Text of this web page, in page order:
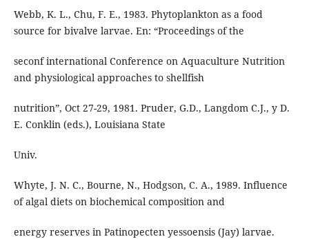
Webb, K. L., Chu, F. E., 1983. Phytoplankton as a food
source for bivalve larvae. En: “Proceedings of the
seconf international Conference on Aquaculture Nutrition
and physiological approaches to shellfish
nutrition”, Oct 27-29, 1981. Pruder, G.D., Langdom C.J., y D.
E. Conklin (eds.), Louisiana State
Univ.
Whyte, J. N. C., Bourne, N., Hodgson, C. A., 1989. Influence
of algal diets on biochemical composition and
energy reserves in Patinopecten yessoensis (Jay) larvae.